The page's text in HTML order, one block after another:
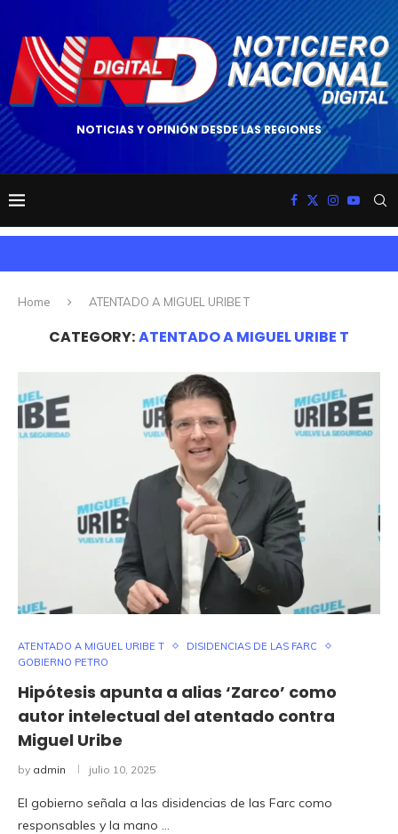
NOTICIAS Y OPINIÓN DESDE LAS REGIONES
Home ATENTADO A MIGUEL URIBE T
CATEGORY:ATENTADO A MIGUEL URIBE T
ATENTADO A MIGUEL URIBE T
DISIDENCIAS DE LAS FARC
GOBIERNO PETRO
Hipótesis apunta a alias ‘Zarco’ como
autor intelectual del atentado contra
Miguel Uribe
by admin julio 10, 2025
El gobierno señala a las disidencias de las Farc como
responsables y la mano …